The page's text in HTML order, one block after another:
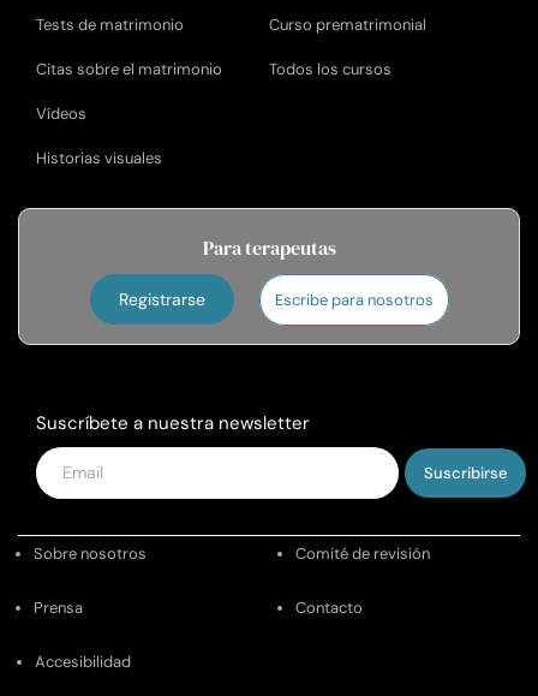
Tests de matrimonio
Citas sobre el matrimonio
Vídeos
Historias visuales
Curso prematrimonial
Todos los cursos
Para terapeutas
Registrarse Escribe para nosotros
Suscríbete a nuestra newsletter
Introduce
tu
Sobre nosotros Comité de revisión
Prensa Contacto
Accesibilidad